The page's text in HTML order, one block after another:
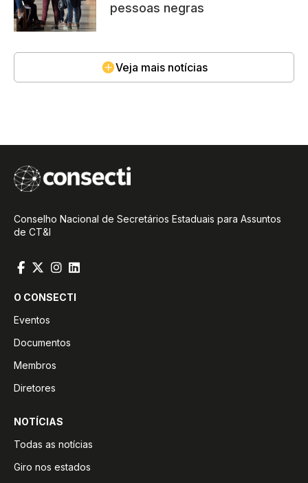
pessoas negras
Veja mais notícias
Conselho Nacional de Secretários Estaduais para Assuntos
de CT&I
O CONSECTI
Eventos
Documentos
Membros
Diretores
NOTÍCIAS
Todas as notícias
Giro nos estados